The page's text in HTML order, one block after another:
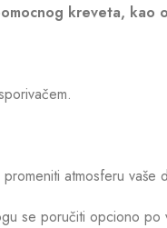
kreveta, kao
atmosferu vaše
se poručiti opciono po